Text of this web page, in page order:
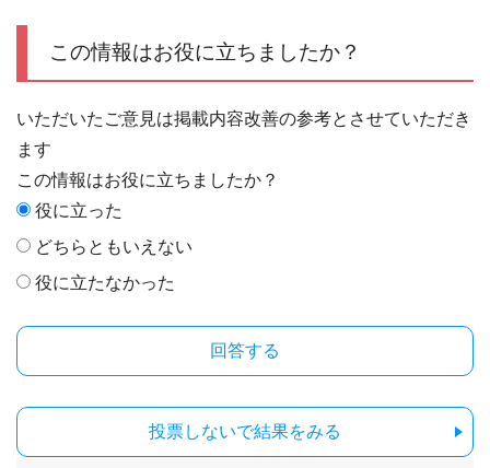
この情報はお役に立ちましたか？
いただいたご意見は掲載内容改善の参考とさせていただき
ます
この情報はお役に立ちましたか？
役に立った
どちらともいえない
役に立たなかった
投票しないで結果をみる